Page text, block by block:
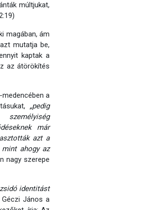
múltjukat,
magában, ám
mutatja be,
kaptak a
az átörökítés
a
„pedig
már
azt a
ahogy az
nagy szerepe
identitást
Géczi János a